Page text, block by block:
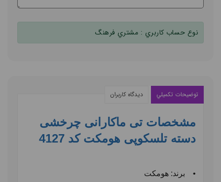
نوع حساب کاربري : مشتري فرهنگ
توضيحات تکميلي ديدگاه کاربران
مشخصات تی ماکارانی چرخشی
دسته تلسکوپی هومکت کد 4127
• برند: هومکت